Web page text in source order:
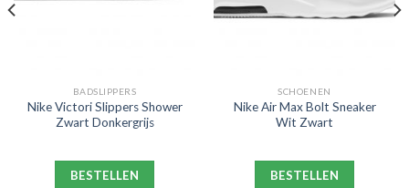
BADSLIPPERS
Nike Victori Slippers Shower
Zwart Donkergrijs
BESTELLEN
SCHOENEN
Nike Air Max Bolt Sneaker
Wit Zwart
BESTELLEN